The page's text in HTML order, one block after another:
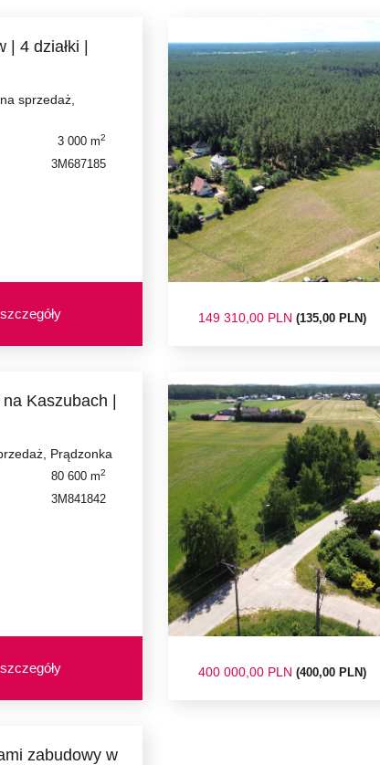
4 działki |
sprzedaż,
3 000 m2
3M687185
149 310,00 PLN(135,00 PLN)
Kaszubach |
Prądzonka
80 600 m2
3M841842
400 000,00 PLN(400,00 PLN)
zabudowy w